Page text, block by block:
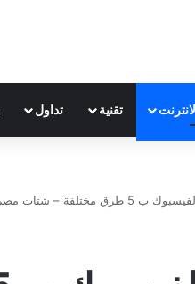
تقنية تداول
مختلفة – شتات مصر